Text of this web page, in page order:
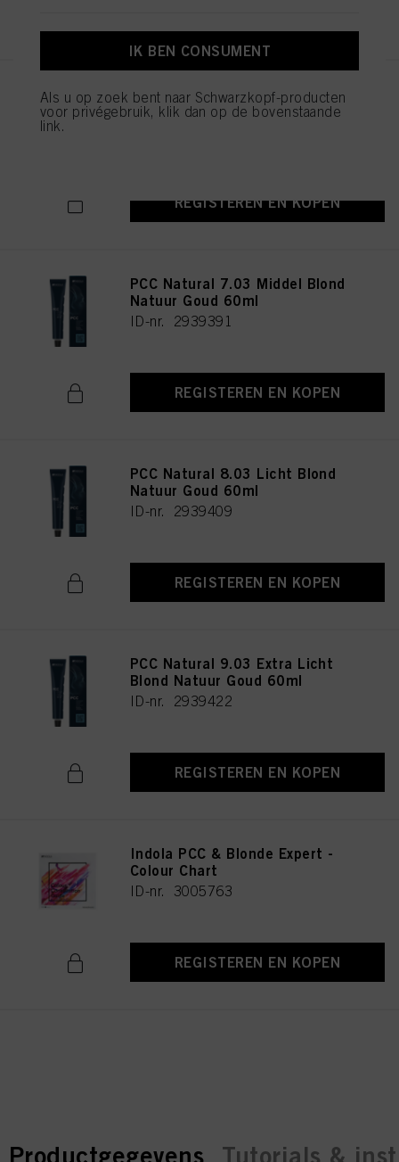
PCC Natural 6.03 Donker Bruin
Natuur Goud 60ml
REGISTEREN EN KOPEN
PCC Natural 7.03 Middel Blond
Natuur Goud 60ml
ID-nr. 2939391
REGISTEREN EN KOPEN
PCC Natural 8.03 Licht Blond
Natuur Goud 60ml
ID-nr. 2939409
REGISTEREN EN KOPEN
PCC Natural 9.03 Extra Licht
Blond Natuur Goud 60ml
ID-nr. 2939422
REGISTEREN EN KOPEN
Indola PCC & Blonde Expert -
Colour Chart
ID-nr. 3005763
REGISTEREN EN KOPEN
current tab:
current tab:
Productgegevens Tutorials &
IK BEN CONSUMENT
Als u op zoek bent naar Schwarzkopf-producten
voor privégebruik, klik dan op de bovenstaande
link.